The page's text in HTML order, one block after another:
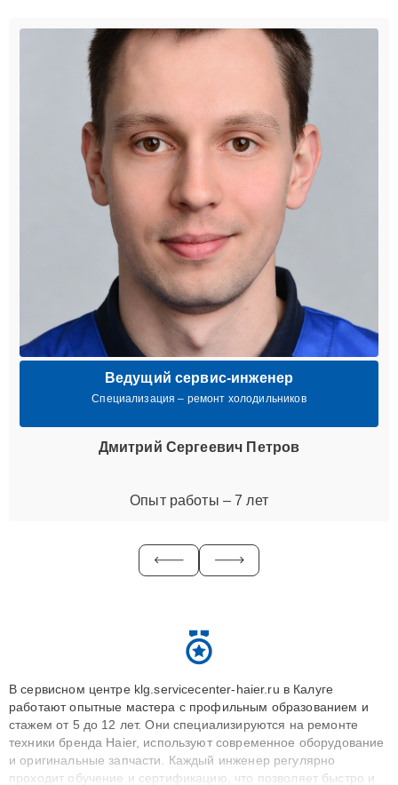
Ведущий сервис-инженер
Специализация – ремонт холодильников
Дмитрий Сергеевич Петров
Опыт работы – 7 лет
В сервисном центре klg.servicecenter-haier.ru в Калуге
работают опытные мастера с профильным образованием и
стажем от 5 до 12 лет. Они специализируются на ремонте
техники бренда Haier, используют современное оборудование
и оригинальные запчасти. Каждый инженер регулярно
проходит обучение и сертификацию, что позволяет быстро и